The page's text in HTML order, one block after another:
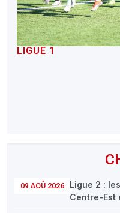
09 AOÛ 2026
Ligue 2 :
Centre-Est
LIGUE 1